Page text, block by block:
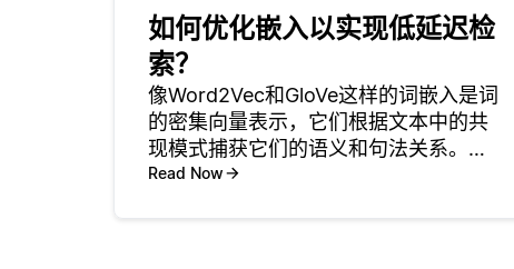
如何优化嵌入以实现低延迟检
索？
像Word2Vec和GloVe这样的词嵌入是词
的密集向量表示，它们根据文本中的共
现模式捕获它们的语义和句法关系。这
些嵌入将具有相似含义的单词映射到高
Read Now